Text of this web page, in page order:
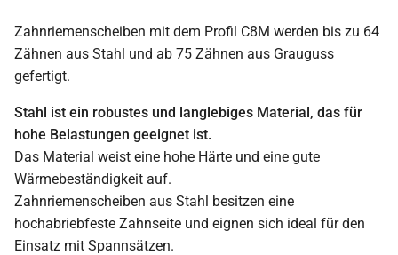
Zahnriemenscheiben mit dem Profil C8M werden bis zu 64
Zähnen aus Stahl und ab 75 Zähnen aus Grauguss
gefertigt.
Stahl ist ein robustes und langlebiges Material, das für
hohe Belastungen geeignet ist.
Das Material weist eine hohe Härte und eine gute
Wärmebeständigkeit auf.
Zahnriemenscheiben aus Stahl besitzen eine
hochabriebfeste Zahnseite und eignen sich ideal für den
Einsatz mit Spannsätzen.